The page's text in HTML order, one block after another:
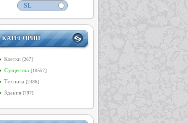
КАТЕГОРИИ
Клетки [267]
Существа [10557]
Техника [2486]
Здания [797]